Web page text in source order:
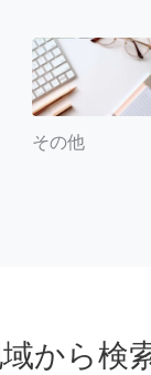
その他
から検